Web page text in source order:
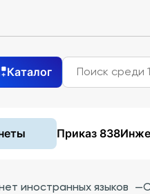
Каталог
Приказ 838
иностранных языков —